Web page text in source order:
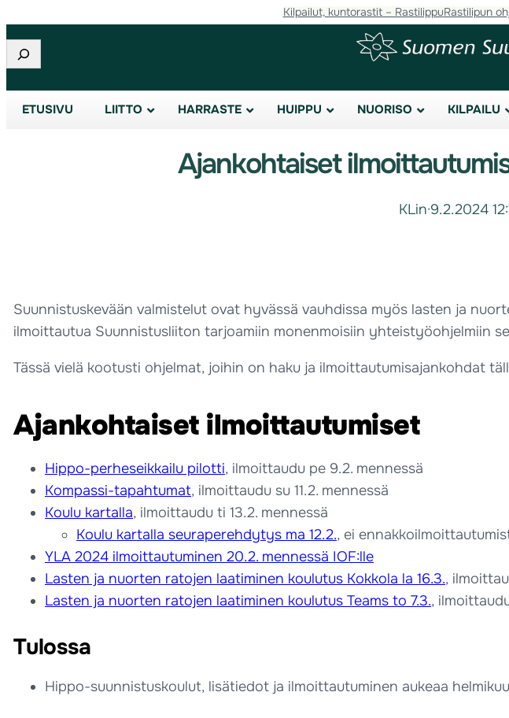
Kilpailut, kuntorastit – RastilippuRastilipun
Etsi
ETUSIVU LIITTO HARRASTE HUIPPU NUORISO KILPAILU
Ajankohtaiset
KLin·9.2.2024
Suunnistuskevään valmistelut ovat hyvässä vauhdissa myös lasten ja
ilmoittautua Suunnistusliiton tarjoamiin monenmoisiin yhteistyöohjelmiin
Tässä vielä kootusti ohjelmat, joihin on haku ja ilmoittautumisajankohdat
Ajankohtaiset ilmoittautumiset
Hippo-perheseikkailu pilotti, ilmoittaudu pe 9.2. mennessä
Kompassi-tapahtumat, ilmoittaudu su 11.2. mennessä
Koulu kartalla, ilmoittaudu ti 13.2. mennessä
Koulu kartalla seuraperehdytys ma 12.2., ei
YLA 2024 ilmoittautuminen 20.2. mennessä IOF:lle
Lasten ja nuorten ratojen laatiminen koulutus Kokkola la 16.3.,
Lasten ja nuorten ratojen laatiminen koulutus Teams to 7.3.,
Tulossa
Hippo-suunnistuskoulut, lisätiedot ja ilmoittautuminen aukeaa